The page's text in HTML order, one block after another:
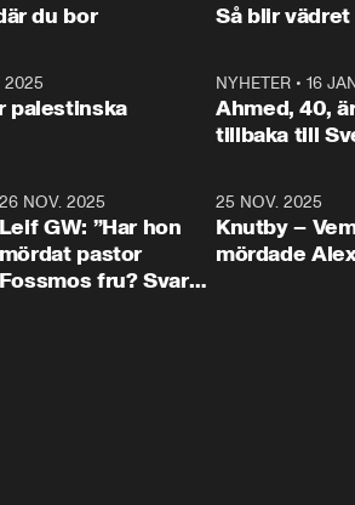
Vi ställer upp i val. Ska vi
med så sitter vi förstås
Rohwedder ställer
utbildnings- och
Mohamsson till
du bor Så blir
2025
palestinska
NYHETER• 16
Ahmed, 40,
tillbaka till
26 NOV. 2025
Leif GW: ”Har hon
mördat pastor
Fossmos fru? Svar
25 NOV. 2025
Knutby –
mördade